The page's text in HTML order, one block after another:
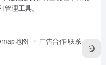
管理工具。
地图 广告合作·联系